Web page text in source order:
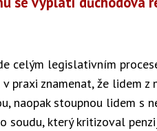
celým legislativním
praxi znamenat, že lidem
naopak stoupnou lidem s
soudu, který kritizoval